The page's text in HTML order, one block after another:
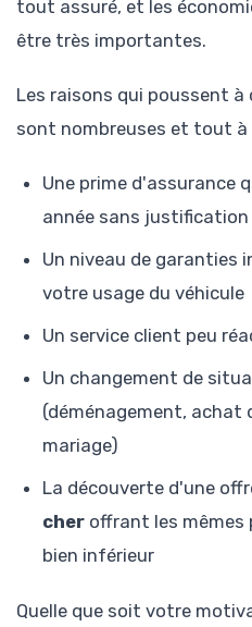
tout assuré, et les
être très importantes.
Les raisons qui poussent
sont nombreuses et tout
Une prime d'assurance
année sans justification
Un niveau de garanties
votre usage du véhicule
Un service client peu
Un changement de
(déménagement, achat
mariage)
La découverte d'une
cher offrant les
bien inférieur
Quelle que soit votre